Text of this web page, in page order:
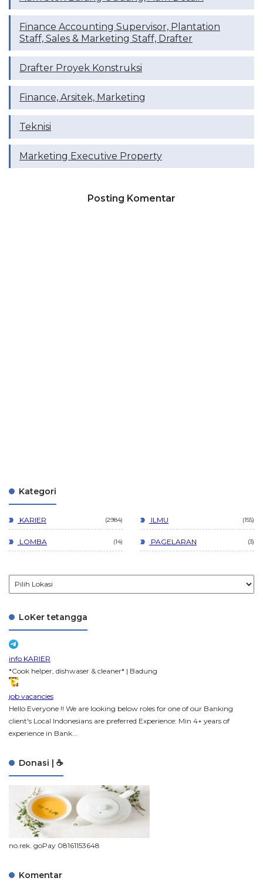
Finance Accounting Supervisor, Plantation
Staff, Sales & Marketing Staff, Drafter
Drafter Proyek Konstruksi
Finance, Arsitek, Marketing
Teknisi
Marketing Executive Property
Posting Komentar
Kategori
KARIER 2984 ILMU 155
LOMBA 14 PAGELARAN 3
LoKer tetangga
info KARIER
*Cook helper, dishwaser & cleaner* | Badung
job vacancies
Hello Everyone !! We are looking below roles for one of our Banking
client's Local Indonesians are preferred Experience: Min 4+ years of
experience in Bank...
Donasi | ☕
no.rek. goPay 08161153648
Komentar